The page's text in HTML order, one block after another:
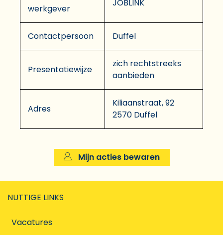
werkgever
JOBLINK
Contactpersoon Duffel
Presentatiewijze
zich rechtstreeks
aanbieden
Adres
Kiliaanstraat, 92
2570 Duffel
Mijn acties bewaren
NUTTIGE LINKS
Vacatures